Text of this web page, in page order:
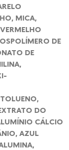
MICA,
DE
DE
DO
CÁLCIO
AZUL